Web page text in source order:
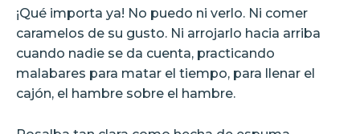
¡Qué importa ya! No puedo ni verlo. Ni comer
caramelos de su gusto. Ni arrojarlo hacia arriba
cuando nadie se da cuenta, practicando
malabares para matar el tiempo, para llenar el
cajón, el hambre sobre el hambre.